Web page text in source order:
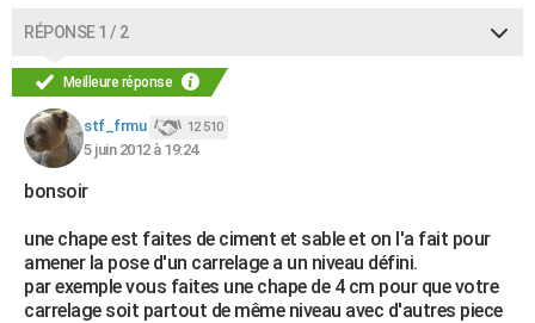
FORUM
Bricolage
Lifestyle
Culture
Sport
Auto
Television
Voyage
Cinema
RÉPONSE 1 / 2
Meilleure réponse
stf_frmu 12 510
5 juin 2012 à 19:24
bonsoir
une chape est faites de ciment et sable et on l'a fait pour
amener la pose d'un carrelage a un niveau défini.
par exemple vous faites une chape de 4 cm pour que votre
carrelage soit partout de même niveau avec d'autres piece